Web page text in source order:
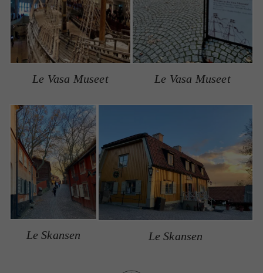
Le Vasa Museet Le Vasa Museet
Le Skansen Le Skansen